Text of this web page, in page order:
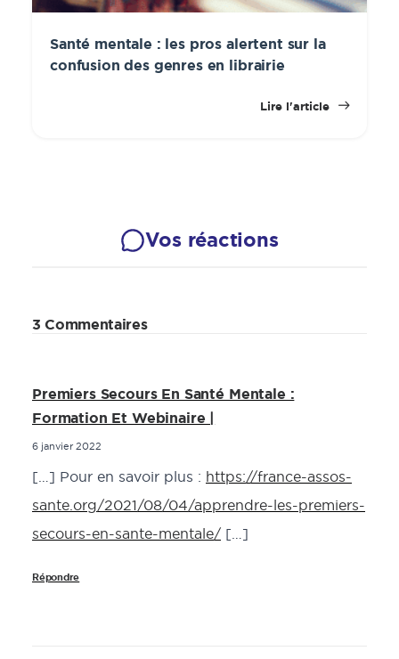
Santé mentale : les pros alertent sur la
confusion des genres en librairie
Lire l'article
Vos réactions
3 Commentaires
Premiers Secours En Santé Mentale :
Formation Et Webinaire |
6 janvier 2022
[…] Pour en savoir plus : https://france-assos-
sante.org/2021/08/04/apprendre-les-premiers-
secours-en-sante-mentale/ […]
Répondre